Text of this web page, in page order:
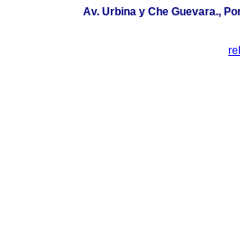
Av. Urbina y Che Guevara.,